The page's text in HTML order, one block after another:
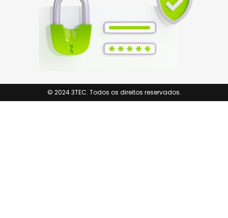
© 2024 3TEC. Todos os direitos reservados.